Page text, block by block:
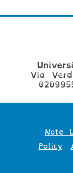
Via
Note
Policy